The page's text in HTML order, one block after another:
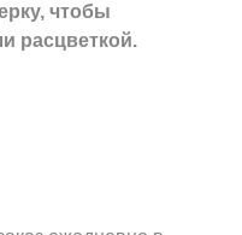
чтобы
расцветкой.